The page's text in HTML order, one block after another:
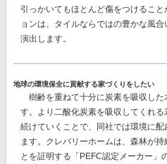
引っかいてもほとんど傷をつけるこ
ョンは、タイルならではの豊かな風
演出します。
地球の環境保全に貢献する家づくりをしたい
樹齢を重ねて十分に炭素を吸収した
す。より二酸化炭素を吸収してくれ
続けていくことで、同社では環境に
ます。クレバリーホームは、森林が
とを証明する 「PEFC認定メーカー